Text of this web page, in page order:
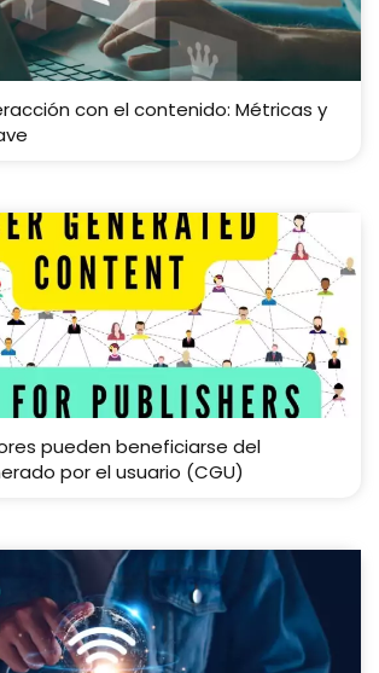
con el contenido: Métricas y
pueden beneficiarse del
por el usuario (CGU)